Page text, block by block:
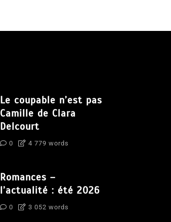
Le coupable n’est pas
Camille de Clara
Delcourt
0 4 779 words
Romances –
l’actualité : été 2026
0 3 052 words